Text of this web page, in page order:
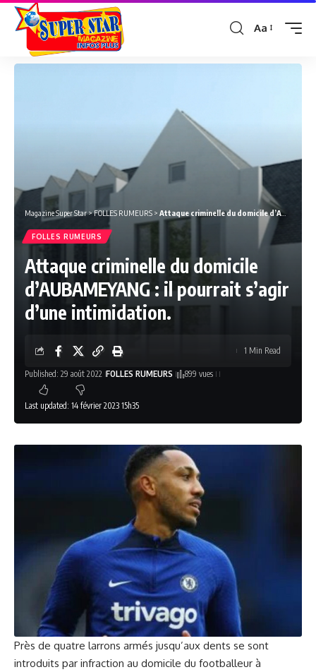
Font
Aa
Magazine Super Star>FOLLES RUMEURS > Attaque criminelle du domiciled’AUBAMEYANG
FOLLES RUMEURS
Attaque criminelle du domicile
d’AUBAMEYANG: il pourrait s’agir
d’une intimidation.
Last updated: 14 février 2023 15h35
Published: 29 août 2022 FOLLES RUMEURS 899 vues
1 Min Read
Près de quatre larrons armés jusqu’aux dents se sont
introduits par infraction au domicile du footballeur à